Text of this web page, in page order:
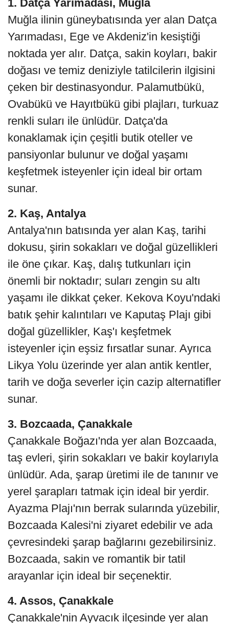
1. Datça Yarımadası, Muğla
Muğla ilinin güneybatısında yer alan Datça
Yarımadası, Ege ve Akdeniz'in kesiştiği
noktada yer alır. Datça, sakin koyları, bakir
doğası ve temiz deniziyle tatilcilerin ilgisini
çeken bir destinasyondur. Palamutbükü,
Ovabükü ve Hayıtbükü gibi plajları, turkuaz
renkli suları ile ünlüdür. Datça'da
konaklamak için çeşitli butik oteller ve
pansiyonlar bulunur ve doğal yaşamı
keşfetmek isteyenler için ideal bir ortam
sunar.
2. Kaş, Antalya
Antalya'nın batısında yer alan Kaş, tarihi
dokusu, şirin sokakları ve doğal güzellikleri
ile öne çıkar. Kaş, dalış tutkunları için
önemli bir noktadır; suları zengin su altı
yaşamı ile dikkat çeker. Kekova Koyu'ndaki
batık şehir kalıntıları ve Kaputaş Plajı gibi
doğal güzellikler, Kaş'ı keşfetmek
isteyenler için eşsiz fırsatlar sunar. Ayrıca
Likya Yolu üzerinde yer alan antik kentler,
tarih ve doğa severler için cazip alternatifler
sunar.
3. Bozcaada, Çanakkale
Çanakkale Boğazı'nda yer alan Bozcaada,
taş evleri, şirin sokakları ve bakir koylarıyla
ünlüdür. Ada, şarap üretimi ile de tanınır ve
yerel şarapları tatmak için ideal bir yerdir.
Ayazma Plajı'nın berrak sularında yüzebilir,
Bozcaada Kalesi'ni ziyaret edebilir ve ada
çevresindeki şarap bağlarını gezebilirsiniz.
Bozcaada, sakin ve romantik bir tatil
arayanlar için ideal bir seçenektir.
4. Assos, Çanakkale
Çanakkale'nin Ayvacık ilçesinde yer alan